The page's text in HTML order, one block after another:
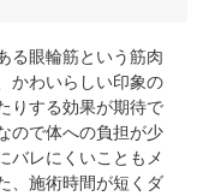
る眼輪筋という筋肉
かわいらしい印象の
りする効果が期待で
ので体への負担が少
バレにくいこともメ
、施術時間が短くダ